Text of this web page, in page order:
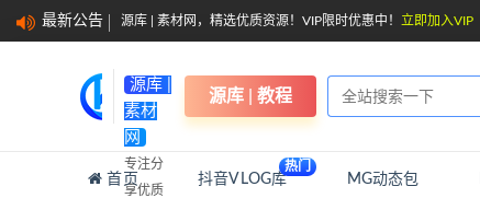
最新公告 源库 | 素材网，精选优质资源！VIP限时优惠中！ 立即加入VIP
源库 |
素材
网
专注分
享优质
源库 | 教程
首页 抖音VLOG库
热门
MG动态包